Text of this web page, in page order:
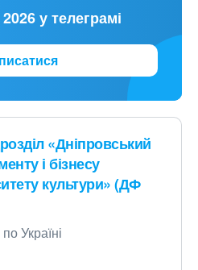
у телеграмі
«Дніпровський
і бізнесу
культури» (ДФ
Україні